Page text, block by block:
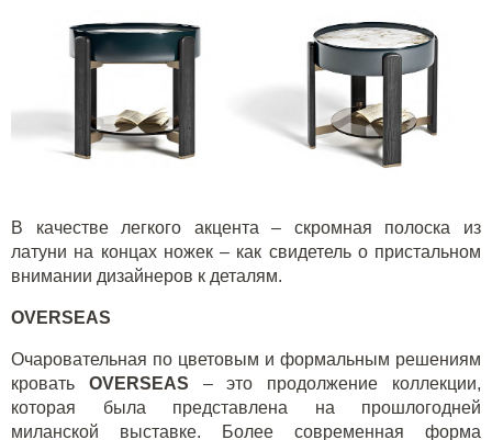
В качестве легкого акцента – скромная полоска из
латуни на концах ножек – как свидетель о пристальном
внимании дизайнеров к деталям.
OVERSEAS
Очаровательная по цветовым и формальным решениям
кровать OVERSEAS – это продолжение коллекции,
которая была представлена на прошлогодней
миланской выставке. Более современная форма